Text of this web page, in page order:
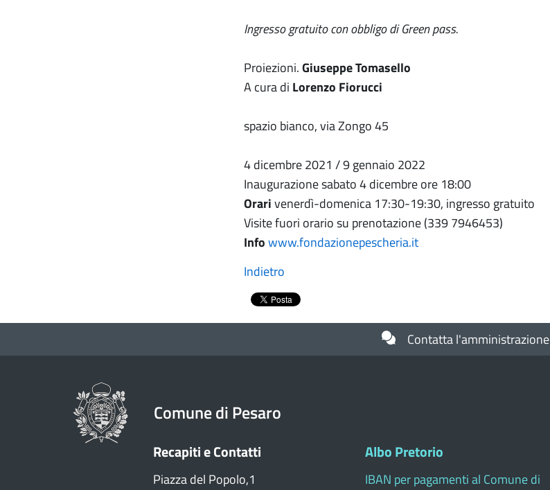
Ingresso gratuito con obbligo di Green pass.
Proiezioni.Giuseppe Tomasello
A cura di Lorenzo Fiorucci
spazio bianco, via Zongo 45
4 dicembre 2021 / 9 gennaio 2022
Inaugurazione sabato 4 dicembre ore 18:00
Orarivenerdì-domenica 17:30-19:30, ingresso gratuito
Visite fuori orario su prenotazione (339 7946453)
Infowww.fondazionepescheria.it
Indietro
Contatta l'amministrazione
Comune di Pesaro
Recapiti e Contatti
Piazza del Popolo,1
Albo Pretorio
IBAN per pagamenti al Comune di